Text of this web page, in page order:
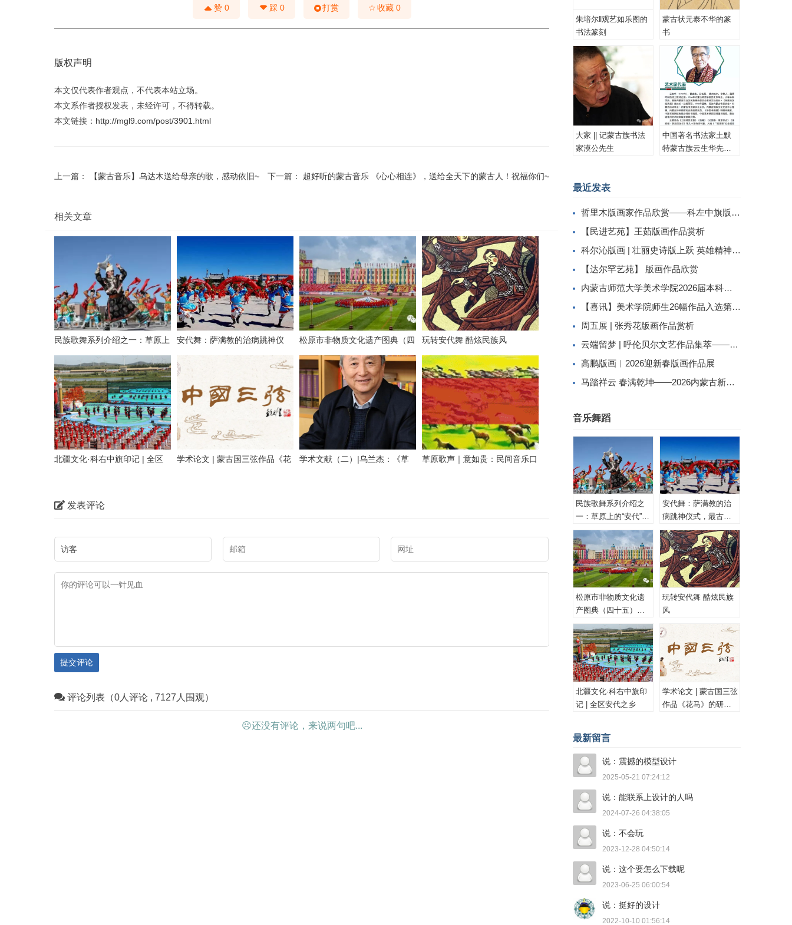
赞 0 踩 0 打赏 ☆收藏 0
版权声明
本文仅代表作者观点，不代表本站立场。
本文系作者授权发表，未经许可，不得转载。
本文链接： http://mgl9.com/post/3901.html
上一篇： 【蒙古音乐】乌达木送给母亲的歌，感动依旧~ 下一篇： 超好听的蒙古音乐 《心心相连》，送给全天下的蒙古人！祝福你们~
相关文章
民族歌舞系列介绍之一：草原上
的“安代”和安代舞
安代舞：萨满教的治病跳神仪
式，最古老的心理治疗！
松原市非物质文化遗产图典（四
十五）蒙古族安代舞
玩转安代舞 酷炫民族风
北疆文化·科右中旗印记 | 全区
学术论文 | 蒙古国三弦作品《花
学术文献（二）|乌兰杰：《草
草原歌声｜意如贵：民间音乐口
发表评论
提交评论
评论列表（0人评论 , 7127人围观）
☹还没有评论，来说两句吧...
朱培尔‖观艺如乐图的
书法篆刻
蒙古状元泰不华的篆
书
大家 || 记蒙古族书法
家漠公先生
中国著名书法家土默
特蒙古族云生华先生
最近发表
哲里木版画家作品欣赏——科左中旗版画家李忠斌作品赏析
【民进艺苑】王茹版画作品赏析
科尔沁版画 | 壮丽史诗版上跃 英雄精神画中传
【达尔罕艺苑】 版画作品欣赏
内蒙古师范大学美术学院2026届本科生毕业作品展美术学专业（版画方向）
【喜讯】美术学院师生26幅作品入选第二届内蒙古自治区小版画暨藏书票展
周五展 | 张秀花版画作品赏析
云端留梦 | 呼伦贝尔文艺作品集萃——姜识民版画选登
高鹏版画︱2026迎新春版画作品展
马踏祥云 春满乾坤——2026内蒙古新春民间工艺美术线上展（三）
音乐舞蹈
民族歌舞系列介绍之
一：草原上的“安代”和
安代舞
安代舞：萨满教的治
病跳神仪式，最古老
的心理治疗！
松原市非物质文化遗
产图典（四十五）蒙
古族安代舞
玩转安代舞 酷炫民族
风
北疆文化·科右中旗印
记 | 全区安代之乡
学术论文 | 蒙古国三弦
作品《花马》的研究
最新留言
说：震撼的模型设计
2025-05-21 07:24:12
说：能联系上设计的人吗
2024-07-26 04:38:05
说：不会玩
2023-12-28 04:50:14
说：这个要怎么下载呢
2023-06-25 06:00:54
说：挺好的设计
2022-10-10 01:56:14